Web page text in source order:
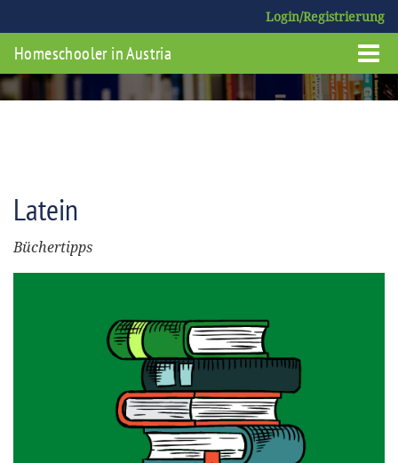
Login/Registrierung
Homeschooler in Austria
Latein
Büchertipps